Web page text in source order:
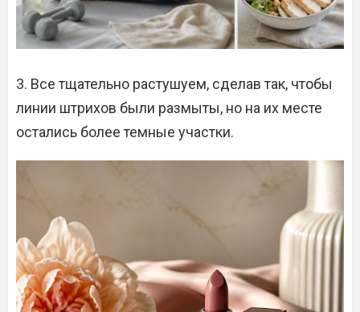
3. Все тщательно растушуем, сделав так, чтобы
линии штрихов были размыты, но на их месте
остались более темные участки.